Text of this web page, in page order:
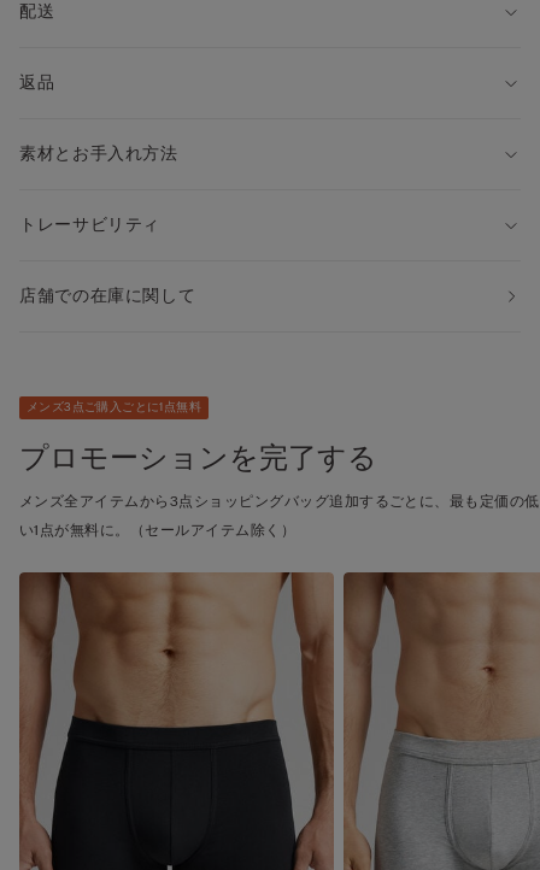
配送
返品
素材とお手入れ方法
トレーサビリティ
店舗での在庫に関して
メンズ3点ご購入ごとに1点無料
プロモーションを完了する
メンズ全アイテムから3点ショッピングバッグ追加するごとに、最も定価の低
い1点が無料に。（セールアイテム除く）